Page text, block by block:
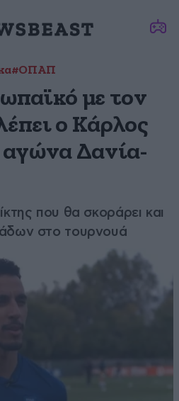
#ΟΠΑΠ
με τον
ο Κάρλος
αγώνα Δανία-
που θα σκοράρει και
στο τουρνουά